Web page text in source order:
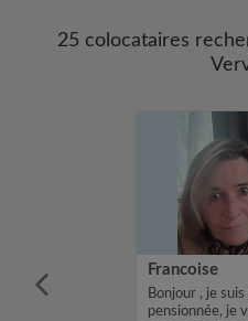
25 colocataires
Francoise
Bonjour , je
pensionnée, je